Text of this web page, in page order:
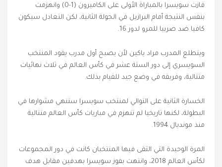
فازت سويسرا بالمباراة الأولى على الكاميرون (1-0) وانهزمت
بنفس النتيجة أمام البرازيل في الجولة الثانية، لكن التعادل سيكون
كافيا ضد صربيا للمرو لدور 16.
ويتطلع المدرب مراد ياكين لأن يصبح أول مدرب يقود المنتخب
السويسري إلى دور الستة عشر في كأس العالم في ثلاث نهائيات
متتالية، وفريقه في وضع جيد للقيام بذلك.
الخسارة الثانية على التوالي لمنتخب سويسرا ستنهي مشوارها في
البطولة، لكنها تاريخيا لم تنهزم في مباريات كأس العالم متتالية
منذ مونديال 1994.
المرة الوحيدة التي التقى فيها المنتخبان كانت في دور المجموعات
لكأس العالم 2018، وانتهت بفوز سويسرا بهدفين مقابل هدف